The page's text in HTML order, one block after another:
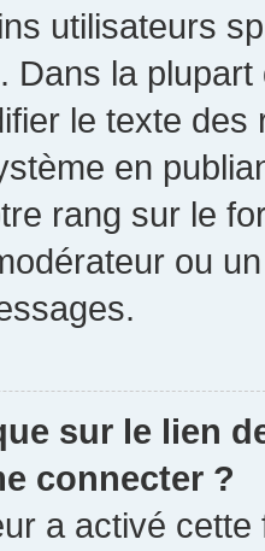
utilisateurs
Dans la
le texte
en
rang sur le
ou
sur le lien
connecter ?
a activé